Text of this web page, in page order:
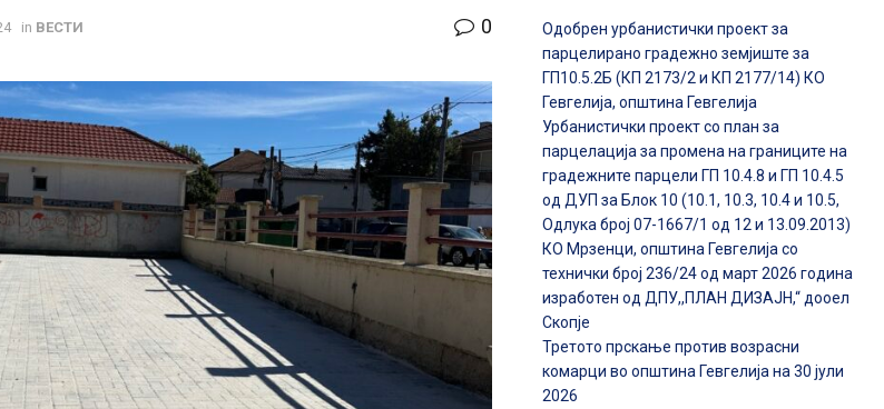
in ВЕСТИ 0
Одобрен урбанистички проект за
парцелирано градежно земјиште за
ГП10.5.2Б (КП 2173/2 и КП 2177/14) КО
Гевгелија, општина Гевгелија
Урбанистички проект со план за
парцелација за промена на границите на
градежните парцели ГП 10.4.8 и ГП 10.4.5
од ДУП за Блок 10 (10.1, 10.3, 10.4 и 10.5,
Одлука број 07-1667/1 од 12 и 13.09.2013)
КО Мрзенци, општина Гевгелија со
технички број 236/24 од март 2026 година
изработен од ДПУ,,ПЛАН ДИЗАЈН,“ дооел
Скопје
Третото прскање против возрасни
комарци во општина Гевгелија на 30 јули
2026